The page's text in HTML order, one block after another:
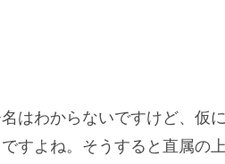
はわからないですけど、仮
すよね。そうすると直属の